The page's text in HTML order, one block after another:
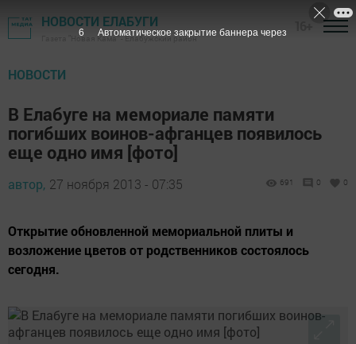
НОВОСТИ ЕЛАБУГИ
Газета "Новая Кама" - Елабужский район
НОВОСТИ
В Елабуге на мемориале памяти
погибших воинов-афганцев появилось
еще одно имя [фото]
автор, 27 ноября 2013 - 07:35 691 0 0
Открытие обновленной мемориальной плиты и
возложение цветов от родственников состоялось
сегодня.
5 Автоматическое закрытие баннера через